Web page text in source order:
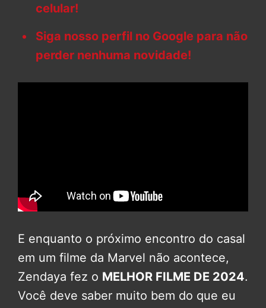
celular!
Siga nosso perfil no Google para não
perder nenhuma novidade!
E enquanto o próximo encontro do casal
em um filme da Marvel não acontece,
Zendaya fez o MELHOR FILME DE 2024.
Você deve saber muito bem do que eu